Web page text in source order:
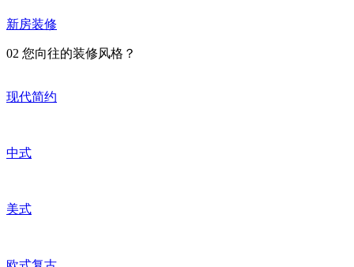
新房装修
02 您向往的装修风格？
现代简约
中式
美式